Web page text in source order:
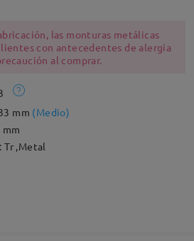
las monturas metálicas
con antecedentes de alergia
al comprar.
mm (Medio)
mm
Tr ,Metal